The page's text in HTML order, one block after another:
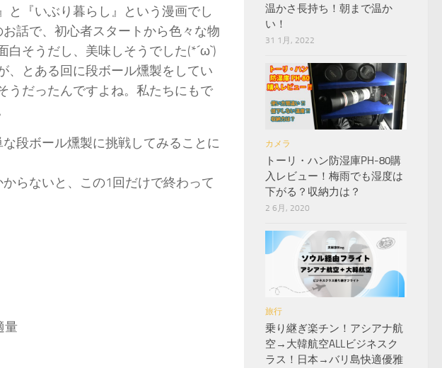
と『いぶり暮らし』という漫画でし
話で、初心者スタートから色々な物
白そうだし、美味しそうでした(*´ω`)
、とある回に段ボール燻製をしてい
うだったんですよね。私たちにもで
段ボール燻製に挑戦してみることに
らないと、この1回だけで終わって
量
温かさ長持ち！朝まで温か
い！
31 1月, 2022
カメラ
トーリ・ハン防湿庫PH-80購
入レビュー！梅雨でも湿度は
下がる？収納力は？
2 6月, 2020
旅行
乗り継ぎ楽チン！アシアナ航
空→大韓航空ALLビジネスク
ラス！日本→バリ島快適優雅